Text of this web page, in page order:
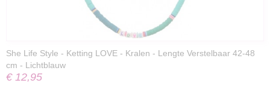
She Life Style - Ketting LOVE - Kralen - Lengte Verstelbaar 42-48
cm - Lichtblauw
€ 12,95